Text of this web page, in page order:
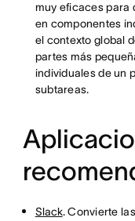
muy eficaces para
en componentes
el contexto global
partes más
individuales de un
subtareas.
Slack. Convierte